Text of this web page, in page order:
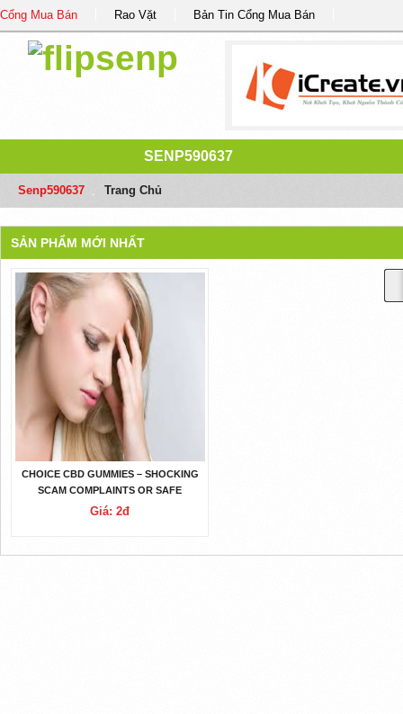
Cổng Mua Bán Rao Vặt Bản Tin Cổng Mua Bán
SENP590637
Senp590637 Trang Chủ
SẢN PHẨM MỚI NHẤT
CHOICE CBD GUMMIES – SHOCKING
SCAM COMPLAINTS OR SAFE
HEALTH GUMMIES?
Giá: 2đ